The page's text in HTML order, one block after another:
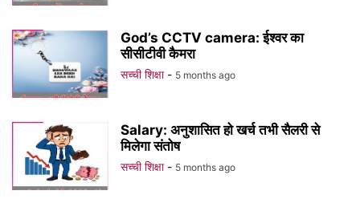
God’s CCTV camera: ईश्वर का
सीसीटीवी कैमरा
सच्ची शिक्षा - 5 months ago
Salary: अनुशासित हो खर्च तभी सैलरी से
मिलेगा संतोष
सच्ची शिक्षा - 5 months ago